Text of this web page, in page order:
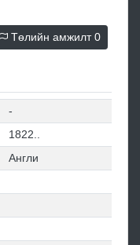
Төлийн амжилт0
-
1822..
Англи